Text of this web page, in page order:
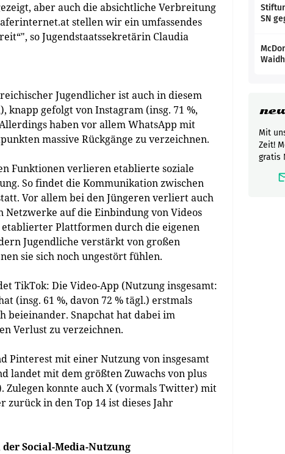
aber auch die absichtliche Verbreitung
stellen wir ein umfassendes
so Jugendstaatssekretärin Claudia
Jugendlicher ist auch in diesem
knapp gefolgt von Instagram (insg. 71 %,
haben vor allem WhatsApp mit
massive Rückgänge zu verzeichnen.
Funktionen verlieren etablierte soziale
So findet die Kommunikation zwischen
Vor allem bei den Jüngeren verliert auch
Netzwerke auf die Einbindung von Videos
Plattformen durch die eigenen
Jugendliche verstärkt von großen
sie sich noch ungestört fühlen.
TikTok: Die Video-App (Nutzung insgesamt:
(insg. 61 %, davon 72 % tägl.) erstmals
beieinander. Snapchat hat dabei im
Verlust zu verzeichnen.
Pinterest mit einer Nutzung von insgesamt
landet mit dem größten Zuwachs von plus
Zulegen konnte auch X (vormals Twitter) mit
zurück in den Top 14 ist dieses Jahr
Social-Media-Nutzung
SN
Mit
Zeit!
gratis